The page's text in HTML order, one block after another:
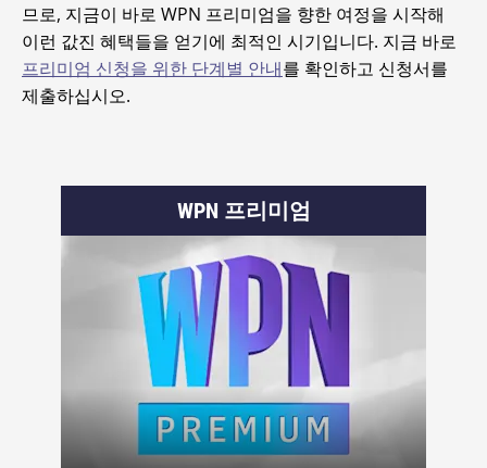
므로, 지금이 바로 WPN 프리미엄을 향한 여정을 시작해
이런 값진 혜택들을 얻기에 최적인 시기입니다. 지금 바로
프리미엄 신청을 위한 단계별 안내를 확인하고 신청서를
제출하십시오.
WPN 프리미엄